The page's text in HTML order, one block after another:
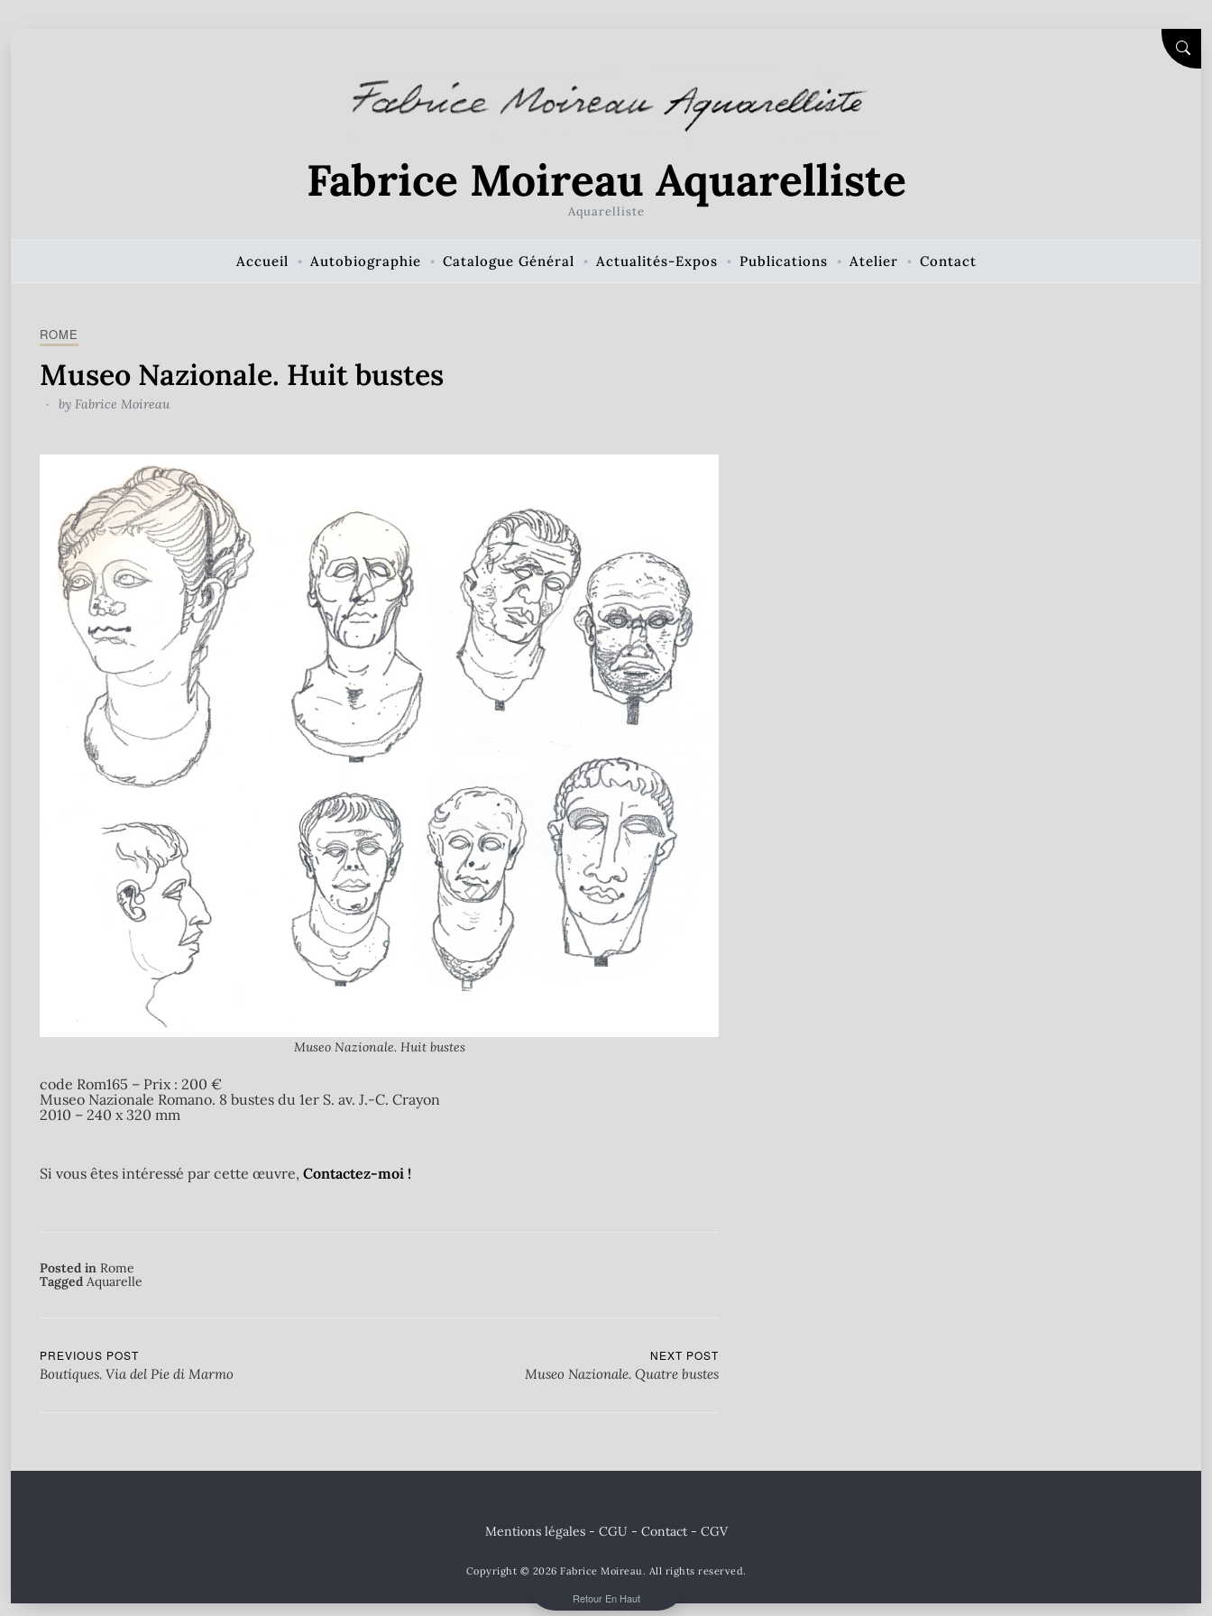
Fabrice Moireau Aquarelliste
Aquarelliste
Accueil Autobiographie Catalogue Général Actualités-Expos Publications Atelier Contact
ROME
Museo Nazionale. Huit bustes
by Fabrice Moireau
Museo Nazionale. Huit bustes
code Rom165 – Prix : 200 €
Museo Nazionale Romano. 8 bustes du 1er S. av. J.-C. Crayon
2010 – 240 x 320 mm
Si vous êtes intéressé par cette œuvre, Contactez-moi !
Posted in Rome
Tagged Aquarelle
PREVIOUS POST
Boutiques. Via del Pie di Marmo
NEXT POST
Museo Nazionale. Quatre bustes
Mentions légales - CGU - Contact - CGV
Copyright © 2026 Fabrice Moireau. All rights reserved.
Retour En Haut